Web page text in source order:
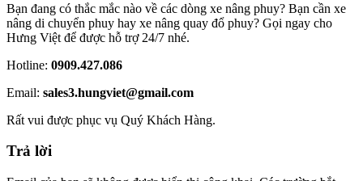
Bạn đang có thắc mắc nào về các dòng xe nâng phuy? Bạn cần xe
nâng di chuyển phuy hay xe nâng quay đổ phuy? Gọi ngay cho
Hưng Việt để được hỗ trợ 24/7 nhé.
Hotline: 0909.427.086
Email: sales3.hungviet@gmail.com
Rất vui được phục vụ Quý Khách Hàng.
Trả lời